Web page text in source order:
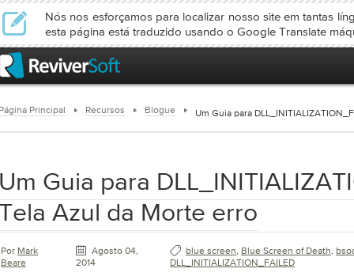
Nós nos esforçamos para localizar nosso site em tantas
esta página está traduzido usando o Google Translate
Principal Recursos Blogue Um Guia para
Guia para
Azul da Morte erro
Por Mark
Beare
Agosto 04,
2014
blue screen, Blue Screen of Death,
DLL_INITIALIZATION_FAILED